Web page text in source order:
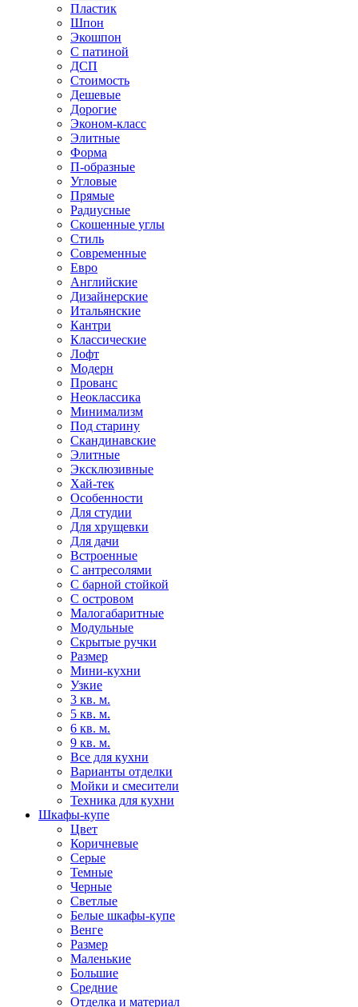
Пластик
Шпон
Экошпон
С патиной
ДСП
Стоимость
Дешевые
Дорогие
Эконом-класс
Элитные
Форма
П-образные
Угловые
Прямые
Радиусные
Скошенные углы
Стиль
Современные
Евро
Английские
Дизайнерские
Итальянские
Кантри
Классические
Лофт
Модерн
Прованс
Неоклассика
Минимализм
Под старину
Скандинавские
Элитные
Эксклюзивные
Хай-тек
Особенности
Для студии
Для хрущевки
Для дачи
Встроенные
С антресолями
С барной стойкой
С островом
Малогабаритные
Модульные
Скрытые ручки
Размер
Мини-кухни
Узкие
3 кв. м.
5 кв. м.
6 кв. м.
9 кв. м.
Все для кухни
Варианты отделки
Мойки и смесители
Техника для кухни
Шкафы-купе
Цвет
Коричневые
Серые
Темные
Черные
Светлые
Белые шкафы-купе
Венге
Размер
Маленькие
Большие
Средние
Отделка и материал